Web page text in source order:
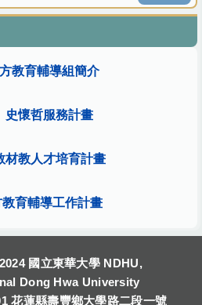
教育輔導組簡介
史懷哲服務計畫
材教人才培育計畫
教育輔導工作計畫
國立東華大學 NDHU,
Dong Hwa University
花蓮縣壽豐鄉大學路二段一號